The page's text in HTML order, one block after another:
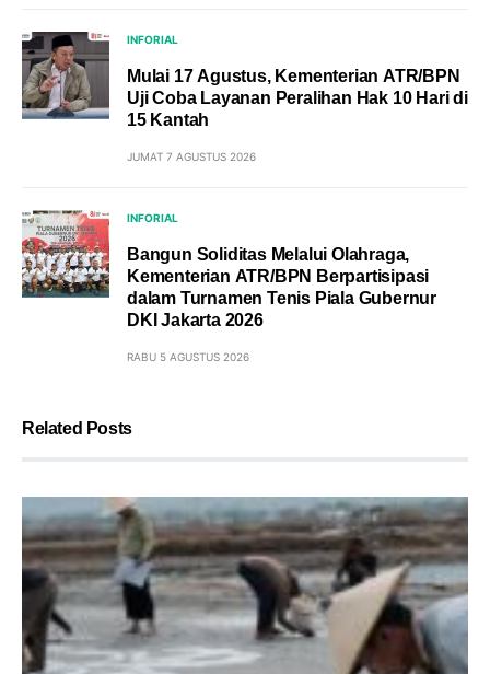
INFORIAL
Mulai 17 Agustus, Kementerian ATR/BPN
Uji Coba Layanan Peralihan Hak 10 Hari di
15 Kantah
JUMAT 7 AGUSTUS 2026
INFORIAL
Bangun Soliditas Melalui Olahraga,
Kementerian ATR/BPN Berpartisipasi
dalam Turnamen Tenis Piala Gubernur
DKI Jakarta 2026
RABU 5 AGUSTUS 2026
Related Posts